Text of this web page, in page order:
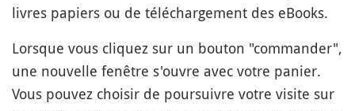
livres papiers ou de téléchargement des eBooks.
Lorsque vous cliquez sur un bouton "commander",
une nouvelle fenêtre s'ouvre avec votre panier.
Vous pouvez choisir de poursuivre votre visite sur